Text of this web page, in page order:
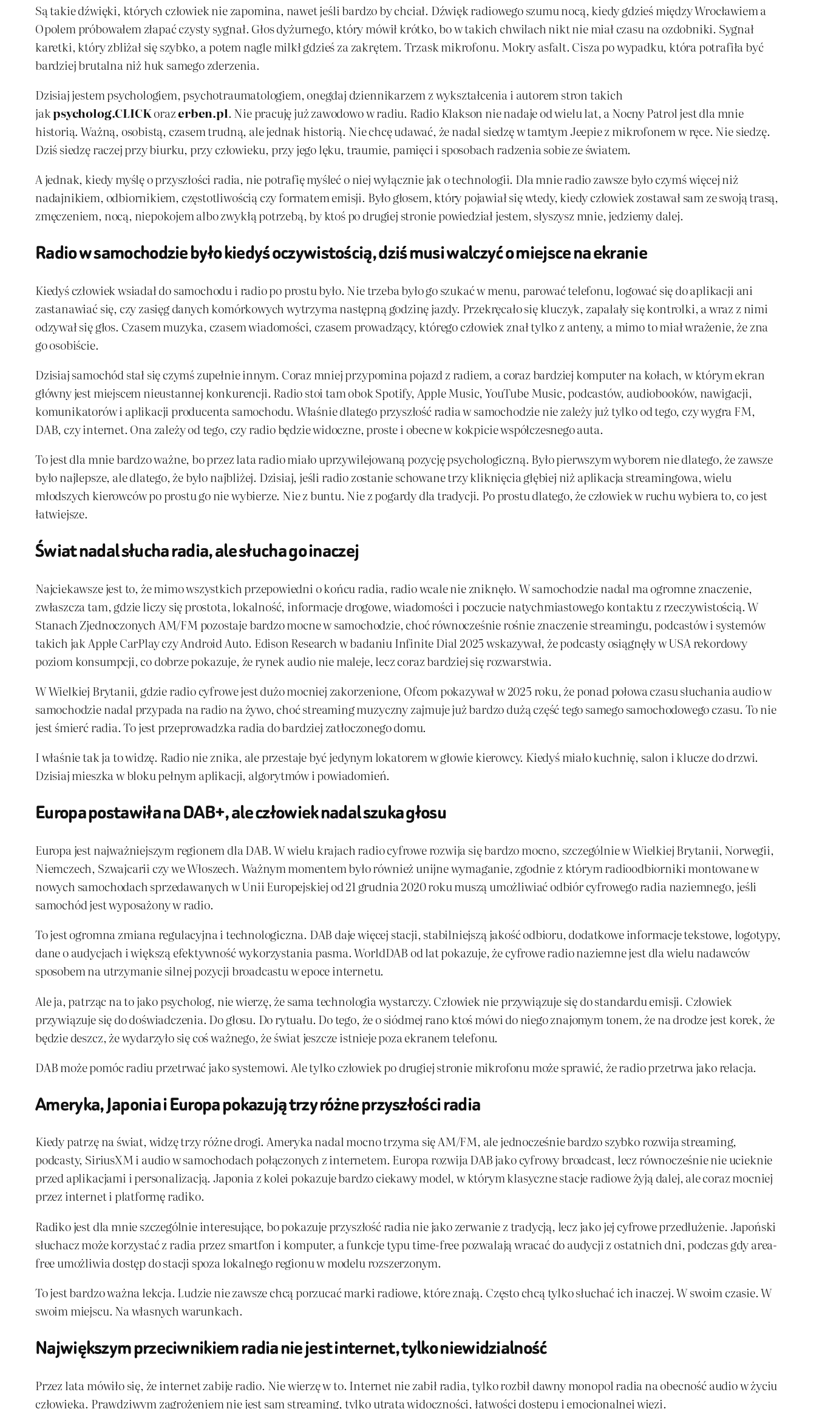
Są takie dźwięki, których człowiek nie zapomina, nawet jeśli bardzo by chciał. Dźwięk radiowego szumu nocą, kiedy gdzieś między Wrocławiem a
Opolem próbowałem złapać czysty sygnał. Głos dyżurnego, który mówił krótko, bo w takich chwilach nikt nie miał czasu na ozdobniki. Sygnał
karetki, który zbliżał się szybko, a potem nagle milkł gdzieś za zakrętem. Trzask mikrofonu. Mokry asfalt. Cisza po wypadku, która potrafiła być
bardziej brutalna niż huk samego zderzenia.
Dzisiaj jestem psychologiem, psychotraumatologiem, onegdaj dziennikarzem z wykształcenia i autorem stron takich
jakpsycholog.CLICKorazerben.pl. Nie pracuję już zawodowo w radiu. Radio Klakson nie nadaje od wielu lat, a Nocny Patrol jest dla mnie
historią. Ważną, osobistą, czasem trudną, ale jednak historią. Nie chcę udawać, że nadal siedzę w tamtym Jeepie z mikrofonem w ręce. Nie siedzę.
Dziś siedzę raczej przy biurku, przy człowieku, przy jego lęku, traumie, pamięci i sposobach radzenia sobie ze światem.
A jednak, kiedy myślę o przyszłości radia, nie potrafię myśleć o niej wyłącznie jak o technologii. Dla mnie radio zawsze było czymś więcej niż
nadajnikiem, odbiornikiem, częstotliwością czy formatem emisji. Było głosem, który pojawiał się wtedy, kiedy człowiek zostawał sam ze swoją trasą,
zmęczeniem, nocą, niepokojem albo zwykłą potrzebą, by ktoś po drugiej stronie powiedział jestem, słyszysz mnie, jedziemy dalej.
Radio w samochodzie było kiedyś oczywistością, dziś musi walczyć o miejsce na ekranie
Kiedyś człowiek wsiadał do samochodu i radio po prostu było. Nie trzeba było go szukać w menu, parować telefonu, logować się do aplikacji ani
zastanawiać się, czy zasięg danych komórkowych wytrzyma następną godzinę jazdy. Przekręcało się kluczyk, zapalały się kontrolki, a wraz z nimi
odzywał się głos. Czasem muzyka, czasem wiadomości, czasem prowadzący, którego człowiek znał tylko z anteny, a mimo to miał wrażenie, że zna
go osobiście.
Dzisiaj samochód stał się czymś zupełnie innym. Coraz mniej przypomina pojazd z radiem, a coraz bardziej komputer na kołach, w którym ekran
główny jest miejscem nieustannej konkurencji. Radio stoi tam obok Spotify, Apple Music, YouTube Music, podcastów, audiobooków, nawigacji,
komunikatorów i aplikacji producenta samochodu. Właśnie dlatego przyszłość radia w samochodzie nie zależy już tylko od tego, czy wygra FM,
DAB, czy internet. Ona zależy od tego, czy radio będzie widoczne, proste i obecne w kokpicie współczesnego auta.
To jest dla mnie bardzo ważne, bo przez lata radio miało uprzywilejowaną pozycję psychologiczną. Było pierwszym wyborem nie dlatego, że zawsze
było najlepsze, ale dlatego, że było najbliżej. Dzisiaj, jeśli radio zostanie schowane trzy kliknięcia głębiej niż aplikacja streamingowa, wielu
młodszych kierowców po prostu go nie wybierze. Nie z buntu. Nie z pogardy dla tradycji. Po prostu dlatego, że człowiek w ruchu wybiera to, co jest
łatwiejsze.
Świat nadal słucha radia, ale słucha go inaczej
Najciekawsze jest to, że mimo wszystkich przepowiedni o końcu radia, radio wcale nie zniknęło. W samochodzie nadal ma ogromne znaczenie,
zwłaszcza tam, gdzie liczy się prostota, lokalność, informacje drogowe, wiadomości i poczucie natychmiastowego kontaktu z rzeczywistością. W
Stanach Zjednoczonych AM/FM pozostaje bardzo mocne w samochodzie, choć równocześnie rośnie znaczenie streamingu, podcastów i systemów
takich jak Apple CarPlay czy Android Auto. Edison Research w badaniu Infinite Dial 2025 wskazywał, że podcasty osiągnęły w USA rekordowy
poziom konsumpcji, co dobrze pokazuje, że rynek audio nie maleje, lecz coraz bardziej się rozwarstwia.
W Wielkiej Brytanii, gdzie radio cyfrowe jest dużo mocniej zakorzenione, Ofcom pokazywał w 2025 roku, że ponad połowa czasu słuchania audio w
samochodzie nadal przypada na radio na żywo, choć streaming muzyczny zajmuje już bardzo dużą część tego samego samochodowego czasu. To nie
jest śmierć radia. To jest przeprowadzka radia do bardziej zatłoczonego domu.
I właśnie tak ja to widzę. Radio nie znika, ale przestaje być jedynym lokatorem w głowie kierowcy. Kiedyś miało kuchnię, salon i klucze do drzwi.
Dzisiaj mieszka w bloku pełnym aplikacji, algorytmów i powiadomień.
Europa postawiła na DAB+, ale człowiek nadal szuka głosu
Europa jest najważniejszym regionem dla DAB. W wielu krajach radio cyfrowe rozwija się bardzo mocno, szczególnie w Wielkiej Brytanii, Norwegii,
Niemczech, Szwajcarii czy we Włoszech. Ważnym momentem było również unijne wymaganie, zgodnie z którym radioodbiorniki montowane w
nowych samochodach sprzedawanych w Unii Europejskiej od 21 grudnia 2020 roku muszą umożliwiać odbiór cyfrowego radia naziemnego, jeśli
samochód jest wyposażony w radio.
To jest ogromna zmiana regulacyjna i technologiczna. DAB daje więcej stacji, stabilniejszą jakość odbioru, dodatkowe informacje tekstowe, logotypy,
dane o audycjach i większą efektywność wykorzystania pasma. WorldDAB od lat pokazuje, że cyfrowe radio naziemne jest dla wielu nadawców
sposobem na utrzymanie silnej pozycji broadcastu w epoce internetu.
Ale ja, patrząc na to jako psycholog, nie wierzę, że sama technologia wystarczy. Człowiek nie przywiązuje się do standardu emisji. Człowiek
przywiązuje się do doświadczenia. Do głosu. Do rytuału. Do tego, że o siódmej rano ktoś mówi do niego znajomym tonem, że na drodze jest korek, że
będzie deszcz, że wydarzyło się coś ważnego, że świat jeszcze istnieje poza ekranem telefonu.
DAB może pomóc radiu przetrwać jako systemowi. Ale tylko człowiek po drugiej stronie mikrofonu może sprawić, że radio przetrwa jako relacja.
Ameryka, Japonia i Europa pokazują trzy różne przyszłości radia
Kiedy patrzę na świat, widzę trzy różne drogi. Ameryka nadal mocno trzyma się AM/FM, ale jednocześnie bardzo szybko rozwija streaming,
podcasty, SiriusXM i audio w samochodach połączonych z internetem. Europa rozwija DAB jako cyfrowy broadcast, lecz równocześnie nie ucieknie
przed aplikacjami i personalizacją. Japonia z kolei pokazuje bardzo ciekawy model, w którym klasyczne stacje radiowe żyją dalej, ale coraz mocniej
przez internet i platformę radiko.
Radiko jest dla mnie szczególnie interesujące, bo pokazuje przyszłość radia nie jako zerwanie z tradycją, lecz jako jej cyfrowe przedłużenie. Japoński
słuchacz może korzystać z radia przez smartfon i komputer, a funkcje typu time-free pozwalają wracać do audycji z ostatnich dni, podczas gdy area-
free umożliwia dostęp do stacji spoza lokalnego regionu w modelu rozszerzonym.
To jest bardzo ważna lekcja. Ludzie nie zawsze chcą porzucać marki radiowe, które znają. Często chcą tylko słuchać ich inaczej. W swoim czasie. W
swoim miejscu. Na własnych warunkach.
Największym przeciwnikiem radia nie jest internet, tylko niewidzialność
Przez lata mówiło się, że internet zabije radio. Nie wierzę w to. Internet nie zabił radia, tylko rozbił dawny monopol radia na obecność audio w życiu
człowieka. Prawdziwym zagrożeniem nie jest sam streaming, tylko utrata widoczności, łatwości dostępu i emocjonalnej więzi.